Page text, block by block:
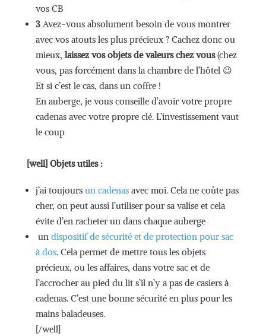
vos CB
3Avez-vous absolument besoin de vous montrer
avec vos atouts les plus précieux ? Cachez donc ou
mieux, laissez vos objets de valeurs chez vous(chez
vous, pas forcément dans la chambre de l’hôtel 😉
Et si c’est le cas, dans un coffre !
En auberge, je vous conseille d’avoir votre propre
cadenas avec votre propre clé. L’investissement vaut
le coup
[well] Objets utiles :
j’ai toujours un cadenas avec moi. Cela ne coûte pas
cher, on peut aussi l’utiliser pour sa valise et cela
évite d’en racheter un dans chaque auberge
un dispositif de sécurité et de protection pour sac
à dos. Cela permet de mettre tous les objets
précieux, ou les affaires, dans votre sac et de
l’accrocher au pied du lit s’il n’y a pas de casiers à
cadenas. C’est une bonne sécurité en plus pour les
mains baladeuses.
[/well]